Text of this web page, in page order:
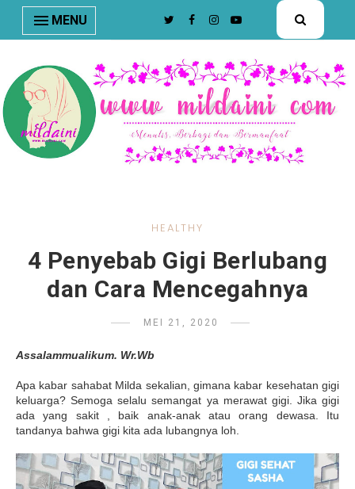
nav#menunav { border-bottom: 1px solid #e8e8e8; }
MENU
HEALTHY
4 Penyebab Gigi Berlubang
dan Cara Mencegahnya
MEI 21, 2020
Assalammualikum. Wr.Wb
Apa kabar sahabat Milda sekalian, gimana kabar kesehatan gigi
keluarga? Semoga selalu semangat ya merawat gigi. Jika gigi
ada yang sakit , baik anak-anak atau orang dewasa. Itu
tandanya bahwa gigi kita ada lubangnya loh.